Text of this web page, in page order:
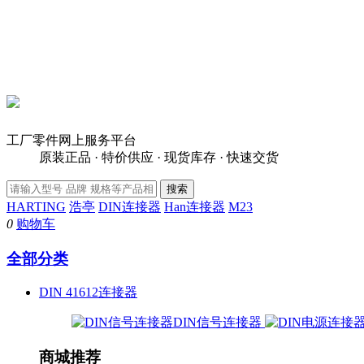
工厂零件网上服务平台
原装正品 · 特价供应 · 现货库存 · 快速交货
HARTING 浩亭 DIN连接器 Han连接器 M23
0 购物车
全部分类
DIN 41612连接器
DIN信号连接器
商城推荐